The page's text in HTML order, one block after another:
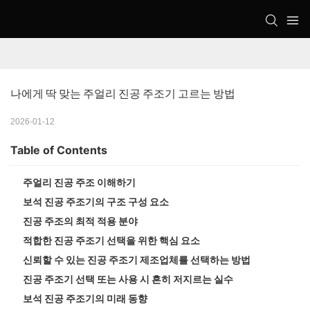
나에게 딱 맞는 주얼리 진공 주조기 고르는 방법
2026-01-12
Table of Contents
주얼리 진공 주조 이해하기
보석 진공 주조기의 구조 구성 요소
진공 주조의 최적 적용 분야
적합한 진공 주조기 선택을 위한 핵심 요소
신뢰할 수 있는 진공 주조기 제조업체를 선택하는 방법
진공 주조기 선택 또는 사용 시 흔히 저지르는 실수
보석 진공 주조기의 미래 동향